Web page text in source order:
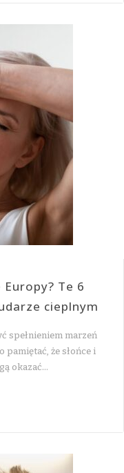
Te 6
cieplnym
spełnieniem marzeń
pamiętać, że słońce i
okazać…